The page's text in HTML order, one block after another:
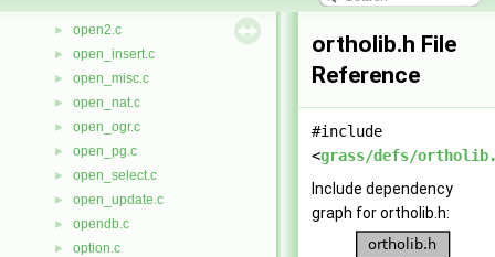
► open2.c
► open_insert.c
► open_misc.c
► open_nat.c
► open_ogr.c
► open_pg.c
► open_select.c
► open_update.c
► opendb.c
► option.c
ortholib.h File
Reference
#include
<grass/defs/
Include dependency
graph for ortholib.h: